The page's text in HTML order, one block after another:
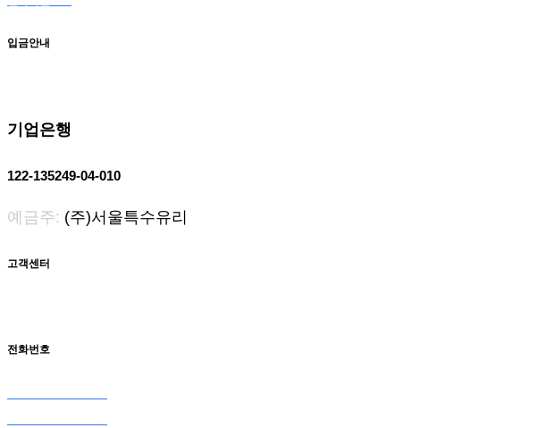
입금안내
기업은행
122-135249-04-010
예금주: (주)서울특수유리
고객센터
전화번호